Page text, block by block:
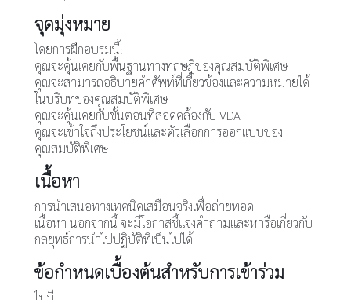
จุดมุ่งหมาย
โดยการฝึกอบรมนี้:
คุณจะคุ้นเคยกับพื้นฐานทางทฤษฎีของคุณสมบัติพิเศษ
คุณจะสามารถอธิบายคำศัพท์ที่เกี่ยวข้องและความหมายได้
ในบริบทของคุณสมบัติพิเศษ
คุณจะคุ้นเคยกับขั้นตอนที่สอดคล้องกับ VDA
คุณจะเข้าใจถึงประโยชน์และตัวเลือกการออกแบบของ
คุณสมบัติพิเศษ
เนื้อหา
การนำเสนอทางเทคนิคเสมือนจริงเพื่อถ่ายทอด
เนื้อหา นอกจากนี้ จะมีโอกาสชี้แจงคำถามและหารือเกี่ยวกับ
กลยุทธ์การนำไปปฏิบัติที่เป็นไปได้
ข้อกำหนดเบื้องต้นสำหรับการเข้าร่วม